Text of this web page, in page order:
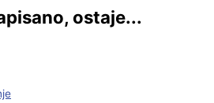
ostaje...